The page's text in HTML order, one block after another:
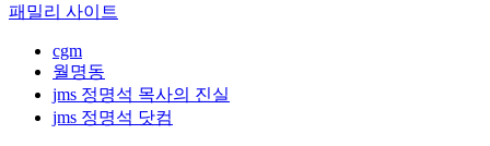
패밀리 사이트
cgm
월명동
jms 정명석 목사의 진실
jms 정명석 닷컴